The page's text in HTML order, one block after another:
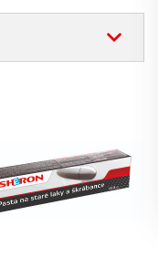
Tvrdý vosk
2